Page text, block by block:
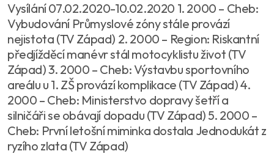
Vysílání 07.02.2020-10.02.2020 1. 2000 – Cheb:
Vybudování Průmyslové zóny stále provází
nejistota (TV Západ) 2. 2000 – Region: Riskantní
předjížděcí manévr stál motocyklistu život (TV
Západ) 3. 2000 – Cheb: Výstavbu sportovního
areálu u 1. ZŠ provází komplikace (TV Západ) 4.
2000 – Cheb: Ministerstvo dopravy šetří a
silničáři se obávají dopadu (TV Západ) 5. 2000 –
Cheb: První letošní miminka dostala Jednodukát z
ryzího zlata (TV Západ)